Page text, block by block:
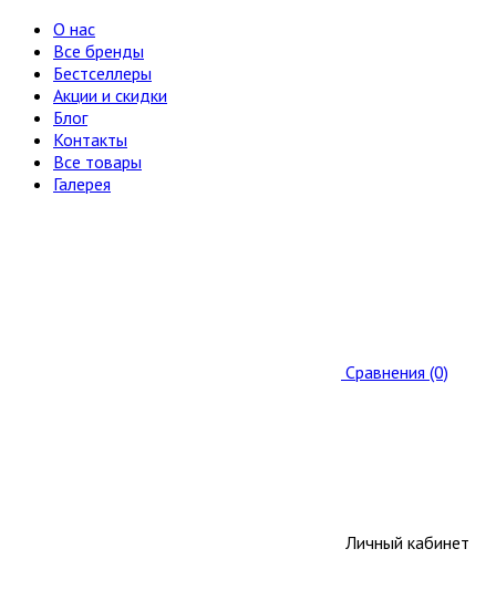
О нас
Все бренды
Бестселлеры
Акции и скидки
Блог
Контакты
Все товары
Галерея
Сравнения (0)
Личный кабинет